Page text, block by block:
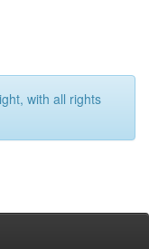
with all rights